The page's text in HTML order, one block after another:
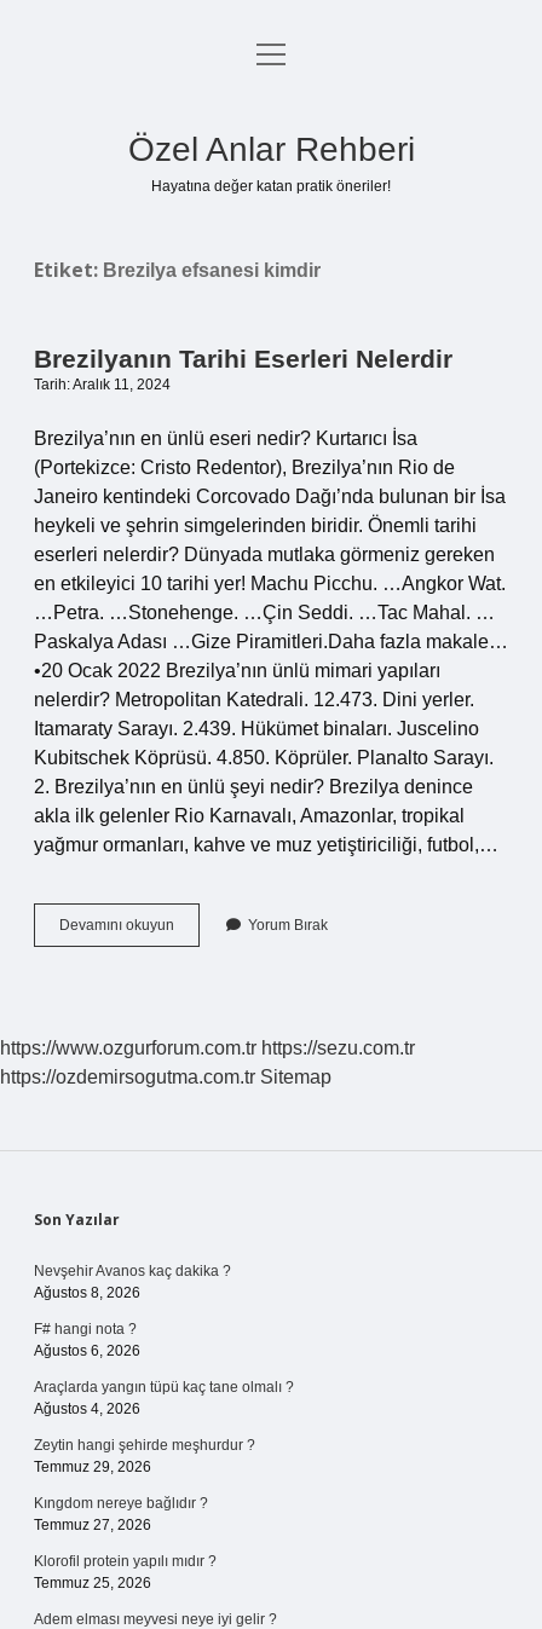
Anasayfa
menüyü
Özel Anlar Rehberi
Hayatına değer katan pratik öneriler!
Etiket: Brezilya efsanesi kimdir
Brezilyanın Tarihi Eserleri Nelerdir
Tarih: Aralık 11, 2024
Brezilya’nın en ünlü eseri nedir? Kurtarıcı İsa
(Portekizce: Cristo Redentor), Brezilya’nın Rio de
Janeiro kentindeki Corcovado Dağı’nda bulunan bir İsa
heykeli ve şehrin simgelerinden biridir. Önemli tarihi
eserleri nelerdir? Dünyada mutlaka görmeniz gereken
en etkileyici 10 tarihi yer! Machu Picchu. …Angkor Wat.
…Petra. …Stonehenge. …Çin Seddi. …Tac Mahal. …
Paskalya Adası …Gize Piramitleri.Daha fazla makale…
•20 Ocak 2022 Brezilya’nın ünlü mimari yapıları
nelerdir? Metropolitan Katedrali. 12.473. Dini yerler.
Itamaraty Sarayı. 2.439. Hükümet binaları. Juscelino
Kubitschek Köprüsü. 4.850. Köprüler. Planalto Sarayı.
2. Brezilya’nın en ünlü şeyi nedir? Brezilya denince
akla ilk gelenler Rio Karnavalı, Amazonlar, tropikal
yağmur ormanları, kahve ve muz yetiştiriciliği, futbol,…
Devamını okuyun Brezilyanın
Tarihi
Yorum Bırak
https://www.ozgurforum.com.tr https://sezu.com.tr
https://ozdemirsogutma.com.tr Sitemap
Sidebar
Son Yazılar
Nevşehir Avanos kaç dakika ?
Ağustos 8, 2026
F# hangi nota ?
Ağustos 6, 2026
Araçlarda yangın tüpü kaç tane olmalı ?
Ağustos 4, 2026
Zeytin hangi şehirde meşhurdur ?
Temmuz 29, 2026
Kıngdom nereye bağlıdır ?
Temmuz 27, 2026
Klorofil protein yapılı mıdır ?
Temmuz 25, 2026
Adem elması meyvesi neye iyi gelir ?